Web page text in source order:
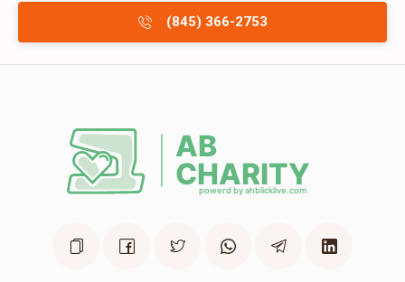
(845) 366-2753